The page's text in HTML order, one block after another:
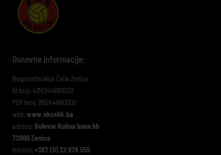
Osnovne informacije:
Nogometni klub Čelik Zenica
ID broj: 4218244880002
PDV broj: 218244880002
web: www.nkcelik.ba
adresa: Bulevar Kulina bana bb
72000 Zenica
telefon: +387 (0) 32 978 555